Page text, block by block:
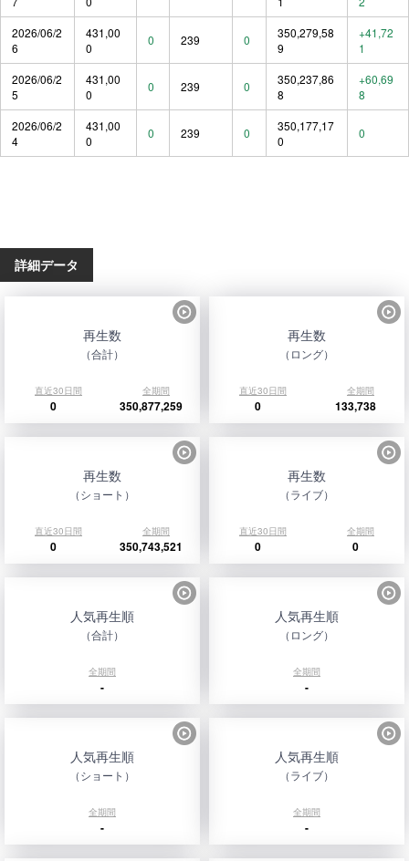
2026/06/2
6
431,00
0
0 239 0
350,279,58
9
+41,72
1
2026/06/2
5
431,00
0
0 239 0
350,237,86
8
+60,69
8
2026/06/2
4
431,00
0
0 239 0
350,177,17
0
0
詳細データ
再生数
（合計）
直近30日間 全期間
0 350,877,259
再生数
（ロング）
直近30日間 全期間
0 133,738
再生数
（ショート）
直近30日間 全期間
0 350,743,521
再生数
（ライブ）
直近30日間 全期間
0 0
人気再生順
（合計）
全期間
-
人気再生順
（ロング）
全期間
-
人気再生順
（ショート）
全期間
-
人気再生順
（ライブ）
全期間
-